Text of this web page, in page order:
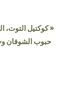
« كوكتيل التوت،
حبوب الشوفان